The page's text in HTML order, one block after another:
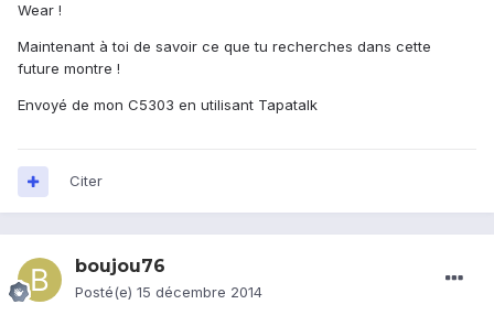
Wear !
Maintenant à toi de savoir ce que tu recherches dans cette
future montre !
Envoyé de mon C5303 en utilisant Tapatalk
Citer
boujou76
Posté(e) 15 décembre 2014